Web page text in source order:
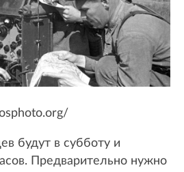
будут в субботу и
Предварительно нужно